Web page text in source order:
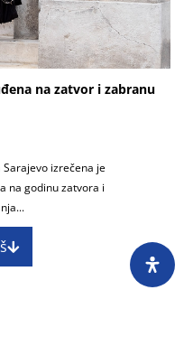
na zatvor i zabranu
izrečena je
na godinu zatvora i